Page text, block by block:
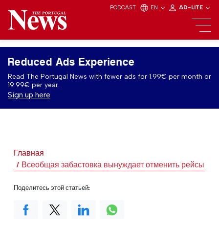
PODCAST EN AD-LITE
Reduced Ads Experience
Read The Portugal News with fewer ads for 1.99€ per month or
19.99€ per year.
Sign up here
Главная
Всеобщая забастовка вынуждает отменить рейсы в
Поделитесь этой статьей: